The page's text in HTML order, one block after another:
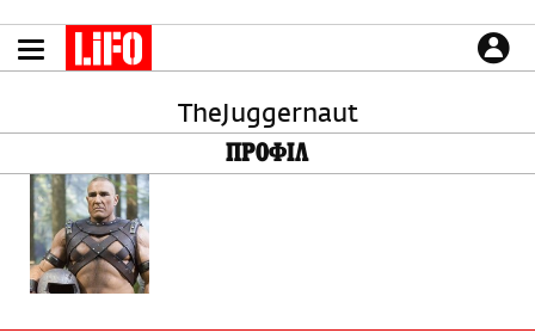
το
περιεχόμενο
CULTURE
ΤΡΟΠΟΣ ΖΩΗΣ
PODCASTS
Plus
TheJuggernaut
ΠΡΟΦΙΛ